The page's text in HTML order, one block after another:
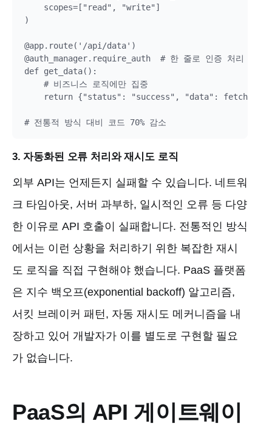
    scopes=["read", "write"]
)
@app.route('/api/data')
@auth_manager.require_auth  # 한 줄로 인증 처리 완료
def get_data():
    # 비즈니스 로직에만 집중
return {"status": "success", "data":
3. 자동화된 오류 처리와 재시도 로직
외부 API는 언제든지 실패할 수 있습니다. 네트워
크 타임아웃, 서버 과부하, 일시적인 오류 등 다양
한 이유로 API 호출이 실패합니다. 전통적인 방식
에서는 이런 상황을 처리하기 위한 복잡한 재시
도 로직을 직접 구현해야 했습니다. PaaS 플랫폼
은 지수 백오프(exponential backoff) 알고리즘,
서킷 브레이커 패턴, 자동 재시도 메커니즘을 내
장하고 있어 개발자가 이를 별도로 구현할 필요
가 없습니다.
PaaS의 API 게이트웨이